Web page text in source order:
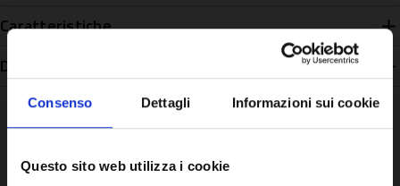
Consenso Dettagli Informazioni sui cookie
Questo sito web utilizza i cookie
Caratteristiche
Disponibilità